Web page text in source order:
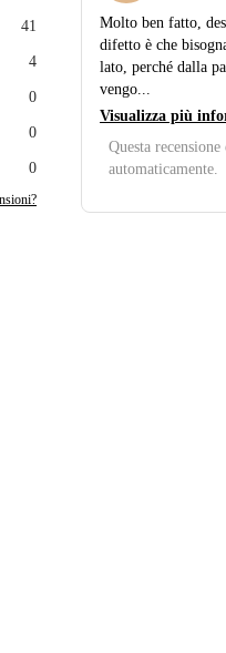
41
4
0
0
0
Molto ben fatto,
difetto è che
lato, perché dalla
vengo...
Visualizza più
Questa
automaticamente.